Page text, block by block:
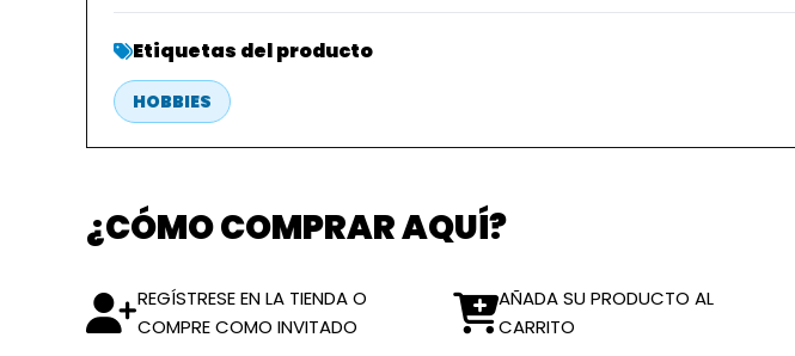
Etiquetas del producto
HOBBIES
¿CÓMO COMPRAR AQUÍ?
REGÍSTRESE EN LA TIENDA O
COMPRE COMO INVITADO
AÑADA SU PRODUCTO AL
CARRITO